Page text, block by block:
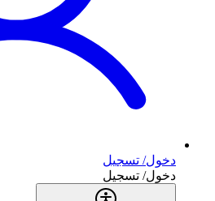
دخول/ تسجيل
دخول/ تسجيل